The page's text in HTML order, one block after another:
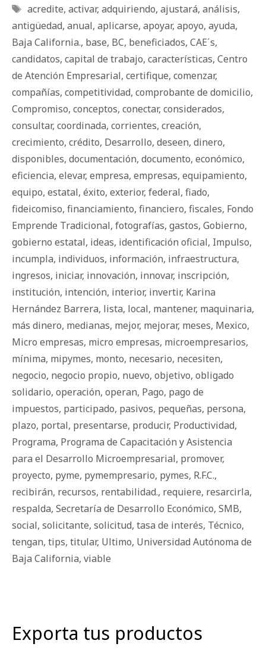
Etiquetas
acredite, activar, adquiriendo, ajustará, análisis,
antigüedad, anual, aplicarse, apoyar, apoyo, ayuda,
Baja California., base, BC, beneficiados, CAE´s,
candidatos, capital de trabajo, características, Centro
de Atención Empresarial, certifique, comenzar,
compañías, competitividad, comprobante de domicilio,
Compromiso, conceptos, conectar, considerados,
consultar, coordinada, corrientes, creación,
crecimiento, crédito, Desarrollo, deseen, dinero,
disponibles, documentación, documento, económico,
eficiencia, elevar, empresa, empresas, equipamiento,
equipo, estatal, éxito, exterior, federal, fiado,
fideicomiso, financiamiento, financiero, fiscales, Fondo
Emprende Tradicional, fotografías, gastos, Gobierno,
gobierno estatal, ideas, identificación oficial, Impulso,
incumpla, individuos, información, infraestructura,
ingresos, iniciar, innovación, innovar, inscripción,
institución, intención, interior, invertir, Karina
Hernández Barrera, lista, local, mantener, maquinaria,
más dinero, medianas, mejor, mejorar, meses, Mexico,
Micro empresas, micro empresas, microempresarios,
mínima, mipymes, monto, necesario, necesiten,
negocio, negocio propio, nuevo, objetivo, obligado
solidario, operación, operan, Pago, pago de
impuestos, participado, pasivos, pequeñas, persona,
plazo, portal, presentarse, producir, Productividad,
Programa, Programa de Capacitación y Asistencia
para el Desarrollo Microempresarial, promover,
proyecto, pyme, pymempresario, pymes, R.F.C.,
recibirán, recursos, rentabilidad., requiere, resarcirla,
respalda, Secretaría de Desarrollo Económico, SMB,
social, solicitante, solicitud, tasa de interés, Técnico,
tengan, tips, titular, Ultimo, Universidad Autónoma de
Baja California, viable
Exporta tus productos